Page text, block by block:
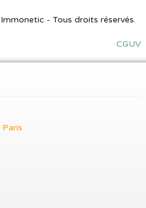
- Tous droits réservés.
CGUV